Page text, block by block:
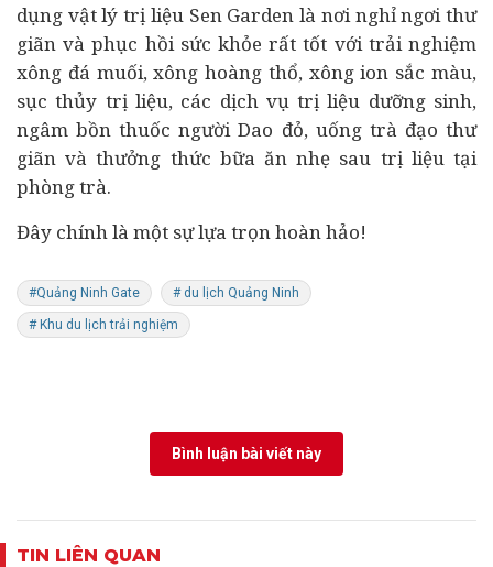
dụng vật lý trị liệu Sen Garden là nơi nghỉ ngơi thư
giãn và phục hồi sức khỏe rất tốt với trải nghiệm
xông đá muối, xông hoàng thổ, xông ion sắc màu,
sục thủy trị liệu, các dịch vụ trị liệu dưỡng sinh,
ngâm bồn thuốc người Dao đỏ, uống trà đạo thư
giãn và thưởng thức bữa ăn nhẹ sau trị liệu tại
phòng trà.
Đây chính là một sự lựa trọn hoàn hảo!
#Quảng Ninh Gate # du lịch Quảng Ninh
# Khu du lịch trải nghiệm
Bình luận bài viết này
TIN LIÊN QUAN